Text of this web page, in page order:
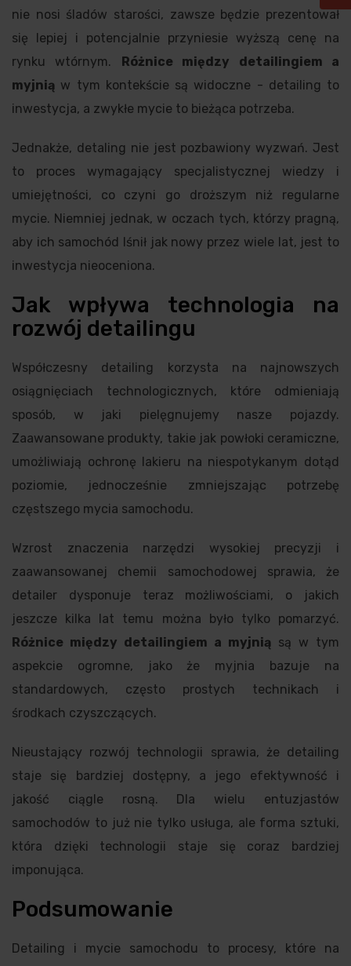
nie nosi śladów starości, zawsze będzie prezentował
się lepiej i potencjalnie przyniesie wyższą cenę na
rynku wtórnym.
Różnice między detailingiem a
myjnią w tym kontekście są widoczne - detailing to
inwestycja, a zwykłe mycie to bieżąca potrzeba.
Jednakże, detaling nie jest pozbawiony wyzwań. Jest
to proces wymagający specjalistycznej wiedzy i
umiejętności, co czyni go droższym niż regularne
mycie. Niemniej jednak, w oczach tych, którzy pragną,
aby ich samochód lśnił jak nowy przez wiele lat, jest to
inwestycja nieoceniona.
Jak wpływa technologia na
rozwój detailingu
Współczesny detailing korzysta na najnowszych
osiągnięciach technologicznych, które odmieniają
sposób, w jaki pielęgnujemy nasze pojazdy.
Zaawansowane produkty, takie jak powłoki ceramiczne,
umożliwiają ochronę lakieru na niespotykanym dotąd
poziomie, jednocześnie zmniejszając potrzebę
częstszego mycia samochodu.
Wzrost znaczenia narzędzi wysokiej precyzji i
zaawansowanej chemii samochodowej sprawia, że
detailer dysponuje teraz możliwościami, o jakich
jeszcze kilka lat temu można było tylko pomarzyć.
Różnice między detailingiem a myjnią są w tym
aspekcie ogromne, jako że myjnia bazuje na
standardowych, często prostych technikach i
środkach czyszczących.
Nieustający rozwój technologii sprawia, że detailing
staje się bardziej dostępny, a jego efektywność i
jakość ciągle rosną. Dla wielu entuzjastów
samochodów to już nie tylko usługa, ale forma sztuki,
która dzięki technologii staje się coraz bardziej
imponująca.
Podsumowanie
Detailing i mycie samochodu to procesy, które na